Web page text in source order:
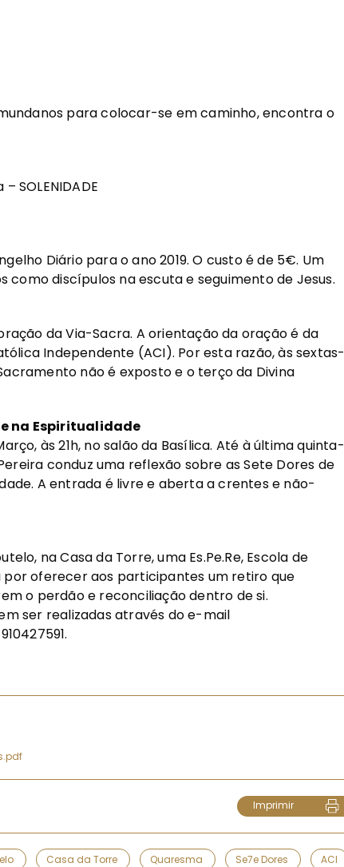
para colocar-se em caminho, encontra o
SOLENIDADE
Diário para o ano 2019. O custo é de 5€. Um
discípulos na escuta e seguimento de Jesus.
da Via-Sacra. A orientação da oração é da
Independente (ACI). Por esta razão, às sextas-
não é exposto e o terço da Divina
e na Espiritualidade
às 21h, no salão da Basílica. Até à última quinta-
conduz uma reflexão sobre as Sete Dores de
A entrada é livre e aberta a crentes e não-
na Casa da Torre, uma Es.Pe.Re, Escola de
por oferecer aos participantes um retiro que
o perdão e reconciliação dentro de si.
ser realizadas através do e-mail
Imprimir
Casa da Torre Quaresma Se7e Dores
ACI